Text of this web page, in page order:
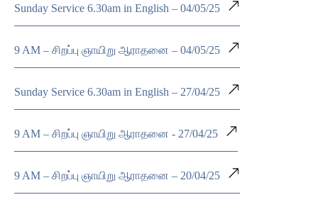
Sunday Service 6.30am in English – 04/05/25
9 AM – சிறப்பு ஞாயிறு ஆராதனை – 04/05/25
Sunday Service 6.30am in English – 27/04/25
9 AM – சிறப்பு ஞாயிறு ஆராதனை - 27/04/25
9 AM – சிறப்பு ஞாயிறு ஆராதனை – 20/04/25